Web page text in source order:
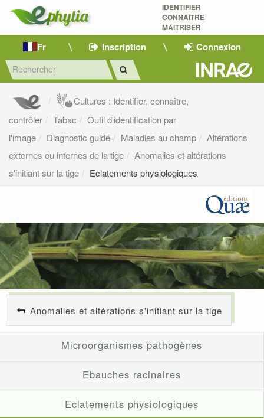
IDENTIFIER
CONNAÎTRE
MAÎTRISER
Fr Inscription Connexion
Cultures : Identifier, connaître,
contrôler
Tabac
Outil d'identification par
l'image
Diagnostic guidé Maladies au champ
Altérations
externes ou internes de la tige
Anomalies et altérations
s'initiant sur la tige
Eclatements physiologiques
Anomalies et altérations s'initiant sur la tige
Microorganismes pathogènes
Ebauches racinaires
Eclatements physiologiques